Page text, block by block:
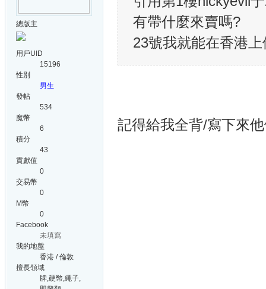
總版主
用戶UID
15196
性別
男生
發帖
534
魔幣
6
積分
43
貢獻值
0
交易幣
0
M幣
0
Facebook
未填寫
我的地盤
香港 / 倫敦
擅長領域
牌,硬幣,繩子,
有帶什麼來賣嗎?
23號我就能在香港
記得給我全背/寫下來